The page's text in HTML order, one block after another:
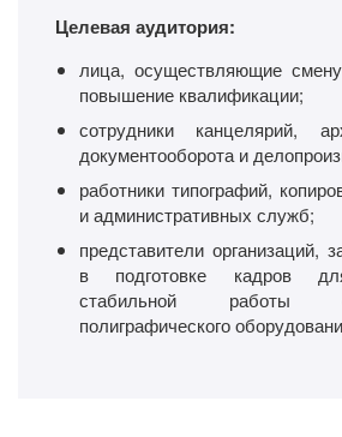
Целевая аудитория:
лица, осуществляющие
повышение квалификации;
сотрудники канцелярий,
документооборота и
работники типографий,
и административных служб;
представители организаций,
в подготовке кадров
стабильной работы
полиграфического